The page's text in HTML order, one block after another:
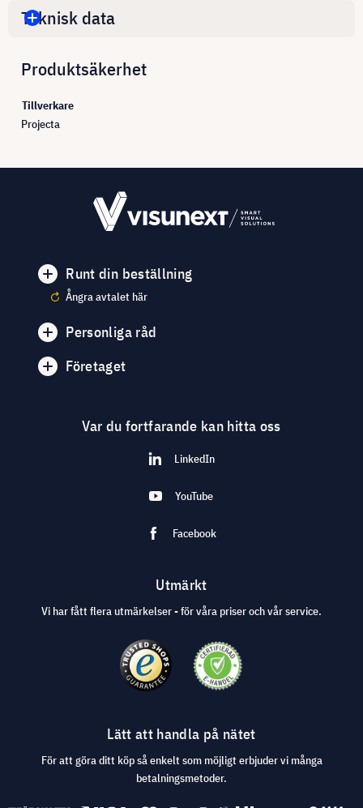
Teknisk data
Produktsäkerhet
Tillverkare
Projecta
Runt din beställning
Ångra avtalet här
Personliga råd
Företaget
Var du fortfarande kan hitta oss
LinkedIn
YouTube
Facebook
Utmärkt
Vi har fått flera utmärkelser - för våra priser och vår service.
Lätt att handla på nätet
För att göra ditt köp så enkelt som möjligt erbjuder vi många
betalningsmetoder.